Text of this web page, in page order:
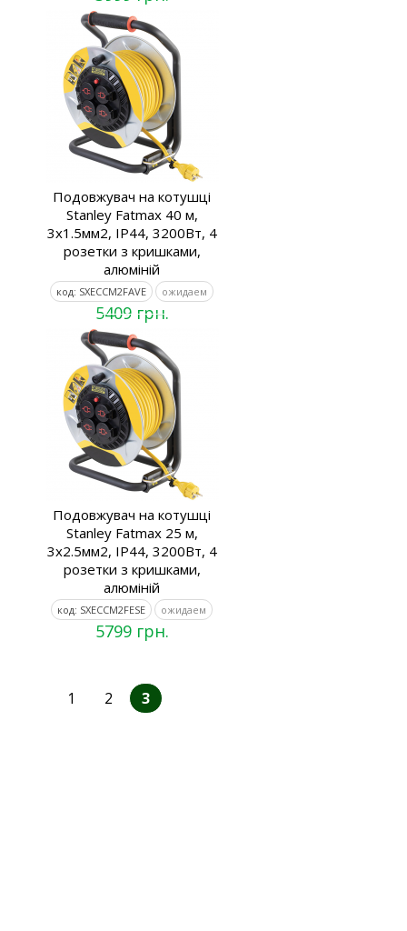
Подовжувач на котушці
Stanley Fatmax 40 м,
3x1.5мм2, IP44, 3200Вт, 4
розетки з кришками,
алюміній
код: SXECCM2FAVE ожидаем
5409 грн.
Подовжувач на котушці
Stanley Fatmax 25 м,
3x2.5мм2, IP44, 3200Вт, 4
розетки з кришками,
алюміній
код: SXECCM2FESE ожидаем
5799 грн.
1 2 3